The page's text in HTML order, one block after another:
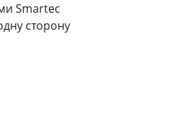
Smartec
сторону